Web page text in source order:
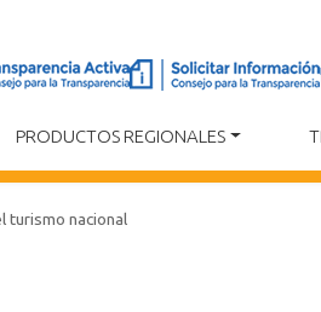
PRODUCTOS REGIONALES
turismo nacional